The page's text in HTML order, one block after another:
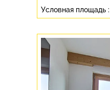
Условная площадь :